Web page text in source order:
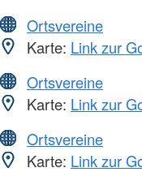
Ortsvereine
Karte: Link zur
Ortsvereine
Karte: Link zur
Ortsvereine
Karte: Link zur